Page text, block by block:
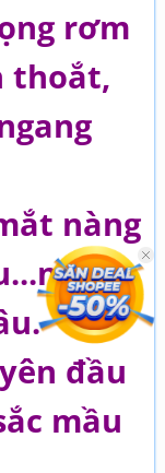
rơm
thoắt,
nàng
đầu
mầu